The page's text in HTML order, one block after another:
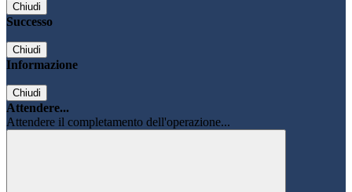
Chiudi
Successo
Chiudi
Informazione
Chiudi
Attendere...
Attendere il completamento dell'operazione...